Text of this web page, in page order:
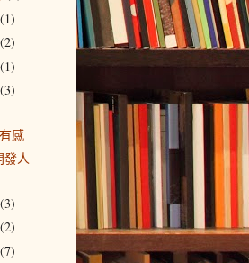
(1)
(2)
(1)
(3)
感
發人
(3)
(2)
(7)